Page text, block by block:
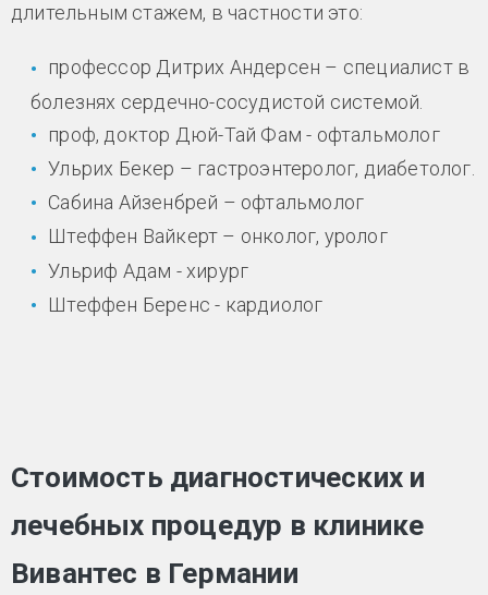
длительным стажем, в частности это:
профессор Дитрих Андерсен – специалист в
болезнях сердечно-сосудистой системой.
проф, доктор Дюй-Тай Фам - офтальмолог
Ульрих Бекер – гастроэнтеролог, диабетолог.
Сабина Айзенбрей – офтальмолог
Штеффен Вайкерт – онколог, уролог
Ульриф Адам - хирург
Штеффен Беренс - кардиолог
Стоимость диагностических и
лечебных процедур в клинике
Вивантес в Германии